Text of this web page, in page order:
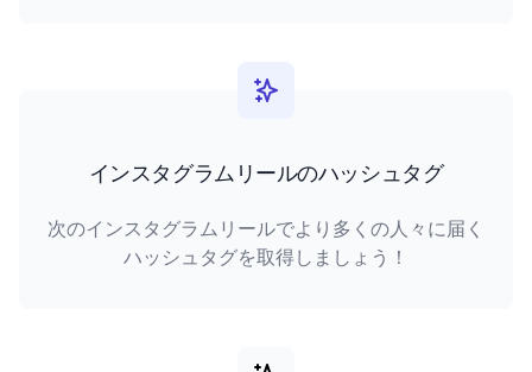
インスタグラムリールのハッシュタグ
次のインスタグラムリールでより多くの人々に届く
ハッシュタグを取得しましょう！